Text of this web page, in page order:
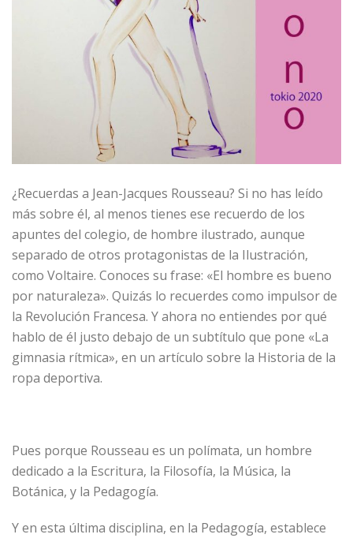
¿Recuerdas a Jean-Jacques Rousseau? Si no has leído
más sobre él, al menos tienes ese recuerdo de los
apuntes del colegio, de hombre ilustrado, aunque
separado de otros protagonistas de la Ilustración,
como Voltaire. Conoces su frase: «El hombre es bueno
por naturaleza». Quizás lo recuerdes como impulsor de
la Revolución Francesa. Y ahora no entiendes por qué
hablo de él justo debajo de un subtítulo que pone «La
gimnasia rítmica», en un artículo sobre la Historia de la
ropa deportiva.
Pues porque Rousseau es un polímata, un hombre
dedicado a la Escritura, la Filosofía, la Música, la
Botánica, y la Pedagogía.
Y en esta última disciplina, en la Pedagogía, establece